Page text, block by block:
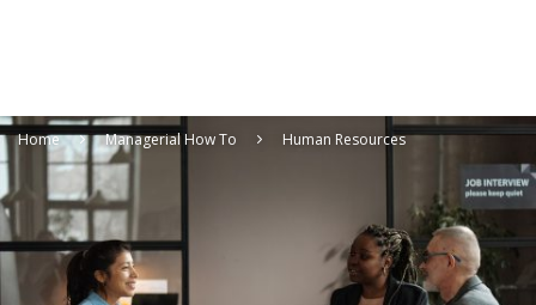
Home Managerial How To Human Resources